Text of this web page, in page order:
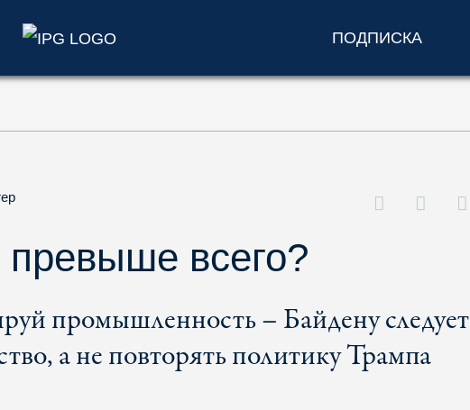
ПОДПИСКА
всего?
промышленность – Байдену следует
а не повторять политику Трампа